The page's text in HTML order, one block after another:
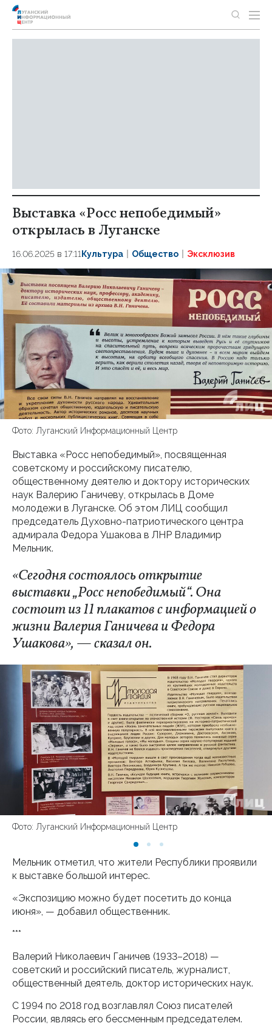
Выставка «Росс непобедимый»
открылась в Луганске
16.06.2025 в 17:11 Культура Общество Эксклюзив
Фото: Луганский Информационный Центр
Выставка «Росс непобедимый», посвященная
советскому и российскому писателю,
общественному деятелю и доктору исторических
наук Валерию Ганичеву, открылась в Доме
молодежи в Луганске. Об этом ЛИЦ сообщил
председатель Духовно-патриотического центра
адмирала Федора Ушакова в ЛНР Владимир
Мельник.
«Сегодня состоялось открытие
выставки „Росс непобедимый“. Она
состоит из 11 плакатов с информацией о
жизни Валерия Ганичева и Федора
Ушакова», — сказал он.
Фото: Луганский Информационный Центр
Мельник отметил, что жители Республики проявили
к выставке большой интерес.
«Экспозицию можно будет посетить до конца
июня», — добавил общественник.
***
Валерий Николаевич Ганичев (1933–2018) —
советский и российский писатель, журналист,
общественный деятель, доктор исторических наук.
С 1994 по 2018 год возглавлял Союз писателей
России, являясь его бессменным председателем.